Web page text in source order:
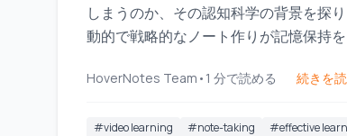
しまうのか、その認知科学の背景を探
動的で戦略的なノート作りが記憶保持を
HoverNotes Team • 1 分で読める 続きを
#video learning #note-taking #effective